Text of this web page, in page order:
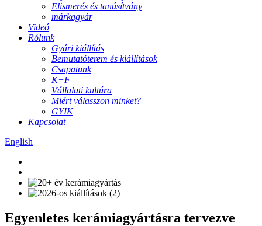
Elismerés és tanúsítvány
márkagyár
Videó
Rólunk
Gyári kiállítás
Bemutatóterem és kiállítások
Csapatunk
K+F
Vállalati kultúra
Miért válasszon minket?
GYIK
Kapcsolat
English
Egyenletes kerámiagyártásra tervezve